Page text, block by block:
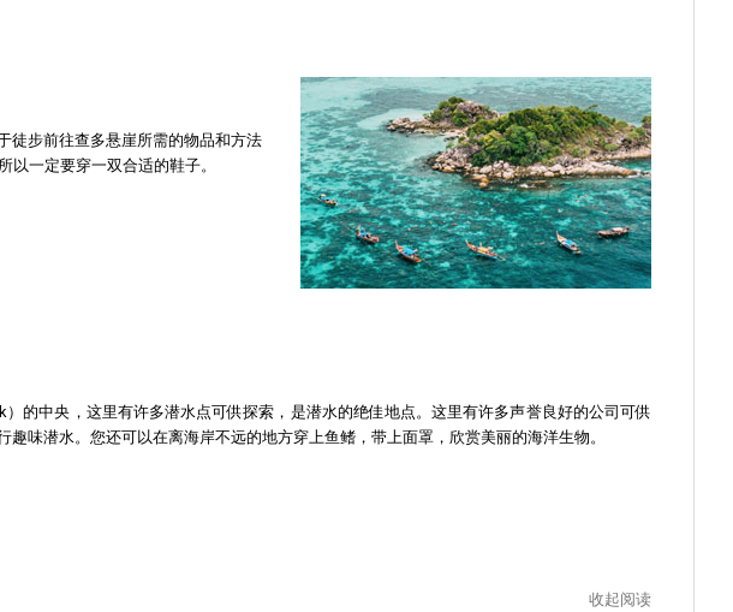
徒步前往查多悬崖所需的物品和方法
一定要穿一双合适的鞋子。
的中央，这里有许多潜水点可供探索，是潜水的绝佳地点。这里有许多声誉良好的公司可供
味潜水。您还可以在离海岸不远的地方穿上鱼鳍，带上面罩，欣赏美丽的海洋生物。
收起阅读